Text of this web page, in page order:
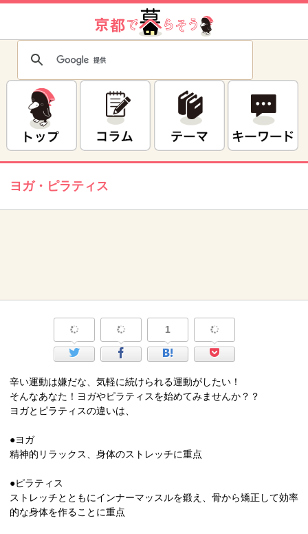
ヨガ・ピラティス
1
辛い運動は嫌だな、気軽に続けられる運動がしたい！
そんなあなた！ヨガやピラティスを始めてみませんか？？
ヨガとピラティスの違いは、
●ヨガ
精神的リラックス、身体のストレッチに重点
●ピラティス
ストレッチとともにインナーマッスルを鍛え、骨から矯正して効率
的な身体を作ることに重点